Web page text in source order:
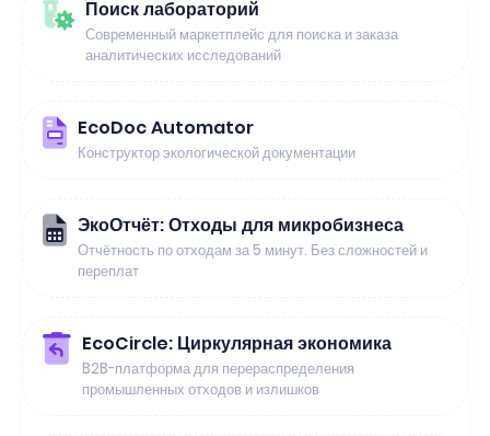
Поиск лабораторий
Современный маркетплейс для поиска и заказа
аналитических исследований
EcoDoc Automator
Конструктор экологической документации
ЭкоОтчёт: Отходы для микробизнеса
Отчётность по отходам за 5 минут. Без сложностей и
переплат
EcoCircle: Циркулярная экономика
B2B-платформа для перераспределения
промышленных отходов и излишков